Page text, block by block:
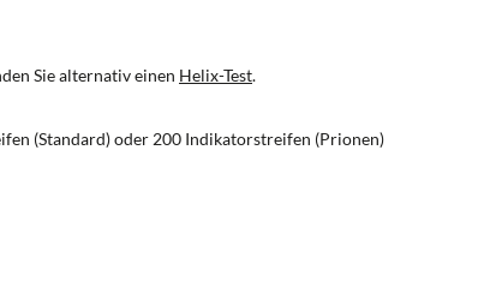
Sie alternativ einen Helix-Test.
(Standard) oder 200 Indikatorstreifen (Prionen)